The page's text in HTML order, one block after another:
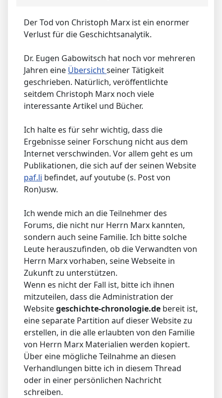
Der Tod von Christoph Marx ist ein enormer
Verlust für die Geschichtsanalytik.
Dr. Eugen Gabowitsch hat noch vor mehreren
Jahren eine Übersichtseiner Tätigkeit
geschrieben. Natürlich, veröffentlichte
seitdem Christoph Marx noch viele
interessante Artikel und Bücher.
Ich halte es für sehr wichtig, dass die
Ergebnisse seiner Forschung nicht aus dem
Internet verschwinden. Vor allem geht es um
Publikationen, die sich auf der seinen Website
paf.li befindet, auf youtube (s. Post von
Ron)usw.
Ich wende mich an die Teilnehmer des
Forums, die nicht nur Herrn Marx kannten,
sondern auch seine Familie. Ich bitte solche
Leute herauszufinden, ob die Verwandten von
Herrn Marx vorhaben, seine Webseite in
Zukunft zu unterstützen.
Wenn es nicht der Fall ist, bitte ich ihnen
mitzuteilen, dass die Administration der
Websitegeschichte-chronologie.de bereit ist,
eine separate Partition auf dieser Website zu
erstellen, in die alle erlaubten von den Familie
von Herrn Marx Materialien werden kopiert.
Über eine mögliche Teilnahme an diesen
Verhandlungen bitte ich in diesem Thread
oder in einer persönlichen Nachricht
schreiben.